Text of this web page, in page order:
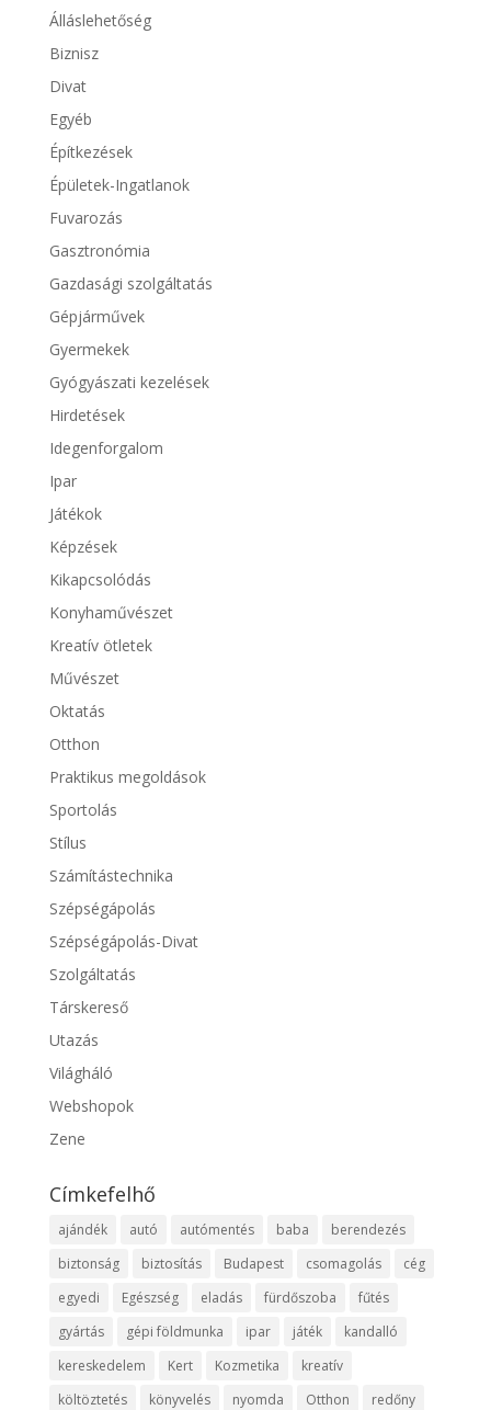
Álláslehetőség
Biznisz
Divat
Egyéb
Építkezések
Épületek-Ingatlanok
Fuvarozás
Gasztronómia
Gazdasági szolgáltatás
Gépjárművek
Gyermekek
Gyógyászati kezelések
Hirdetések
Idegenforgalom
Ipar
Játékok
Képzések
Kikapcsolódás
Konyhaművészet
Kreatív ötletek
Művészet
Oktatás
Otthon
Praktikus megoldások
Sportolás
Stílus
Számítástechnika
Szépségápolás
Szépségápolás-Divat
Szolgáltatás
Társkereső
Utazás
Világháló
Webshopok
Zene
Címkefelhő
ajándék autó autómentés baba
berendezés
biztonság
biztosítás Budapest csomagolás
cég
egyedi
Egészség eladás fürdőszoba
fűtés
gyártás
gépi földmunka ipar játék
kandalló
kereskedelem
Kert Kozmetika
kreatív
költöztetés
könyvelés nyomda Otthon redőny